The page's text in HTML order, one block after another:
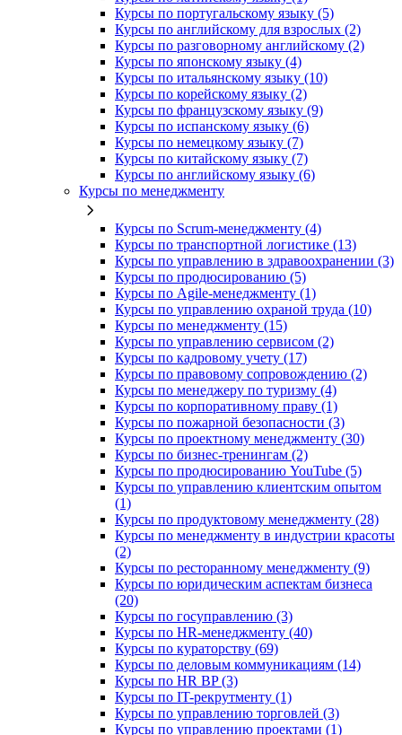
Курсы по португальскому языку (5)
Курсы по английскому для взрослых (2)
Курсы по разговорному английскому (2)
Курсы по японскому языку (4)
Курсы по итальянскому языку (10)
Курсы по корейскому языку (2)
Курсы по французскому языку (9)
Курсы по испанскому языку (6)
Курсы по немецкому языку (7)
Курсы по китайскому языку (7)
Курсы по английскому языку (6)
Курсы по менеджменту
Курсы по Scrum-менеджменту (4)
Курсы по транспортной логистике (13)
Курсы по управлению в здравоохранении (3)
Курсы по продюсированию (5)
Курсы по Agile-менеджменту (1)
Курсы по управлению охраной труда (10)
Курсы по менеджменту (15)
Курсы по управлению сервисом (2)
Курсы по кадровому учету (17)
Курсы по правовому сопровождению (2)
Курсы по менеджеру по туризму (4)
Курсы по корпоративному праву (1)
Курсы по пожарной безопасности (3)
Курсы по проектному менеджменту (30)
Курсы по бизнес-тренингам (2)
Курсы по продюсированию YouTube (5)
Курсы по управлению клиентским опытом
(1)
Курсы по продуктовому менеджменту (28)
Курсы по менеджменту в индустрии красоты
(2)
Курсы по ресторанному менеджменту (9)
Курсы по юридическим аспектам бизнеса
(20)
Курсы по госуправлению (3)
Курсы по HR-менеджменту (40)
Курсы по кураторству (69)
Курсы по деловым коммуникациям (14)
Курсы по HR BP (3)
Курсы по IT-рекрутменту (1)
Курсы по управлению торговлей (3)
Курсы по управлению проектами (1)